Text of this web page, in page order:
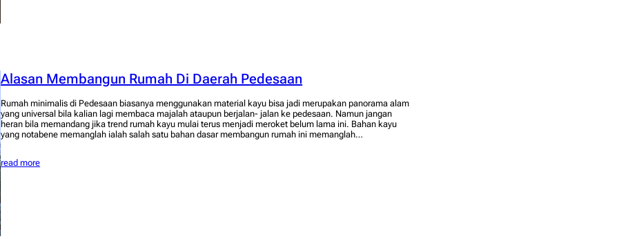
Alasan Membangun Rumah Di Daerah Pedesaan
Rumah minimalis di Pedesaan biasanya menggunakan material kayu bisa jadi merupakan panorama alam
yang universal bila kalian lagi membaca majalah ataupun berjalan- jalan ke pedesaan. Namun jangan
heran bila memandang jika trend rumah kayu mulai terus menjadi meroket belum lama ini. Bahan kayu
yang notabene memanglah ialah salah satu bahan dasar membangun rumah ini memanglah…
read more